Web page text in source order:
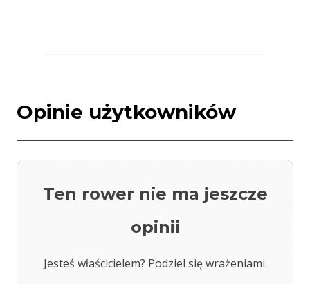
Opinie użytkowników
Ten rower nie ma jeszcze
opinii
Jesteś właścicielem? Podziel się wrażeniami.